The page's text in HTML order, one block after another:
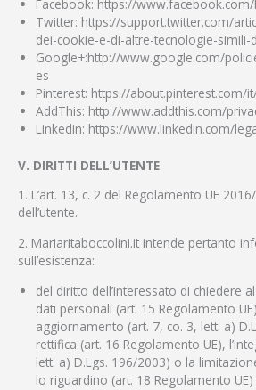
Facebook: https://
Twitter: https://support.twitter.com/
dei-cookie-e-di-altre-tecnologie-
Google+:http://www.google.com/
es
Pinterest: https://about.pinterest.com/
AddThis: http://www.addthis.com/
Linkedin: https://www.linkedin.com/
V. DIRITTI DELL’UTENTE
1. L’art. 13, c. 2 del Regolamento UE
dell’utente.
2. Mariaritaboccolini.it intende pertanto
sull’esistenza:
del diritto dell’interessato di chiedere
dati personali (art. 15 Regolamento
aggiornamento (art. 7, co. 3, lett. a)
rettifica (art. 16 Regolamento UE),
lett. a) D.Lgs. 196/2003) o la
lo riguardino (art. 18 Regolamento